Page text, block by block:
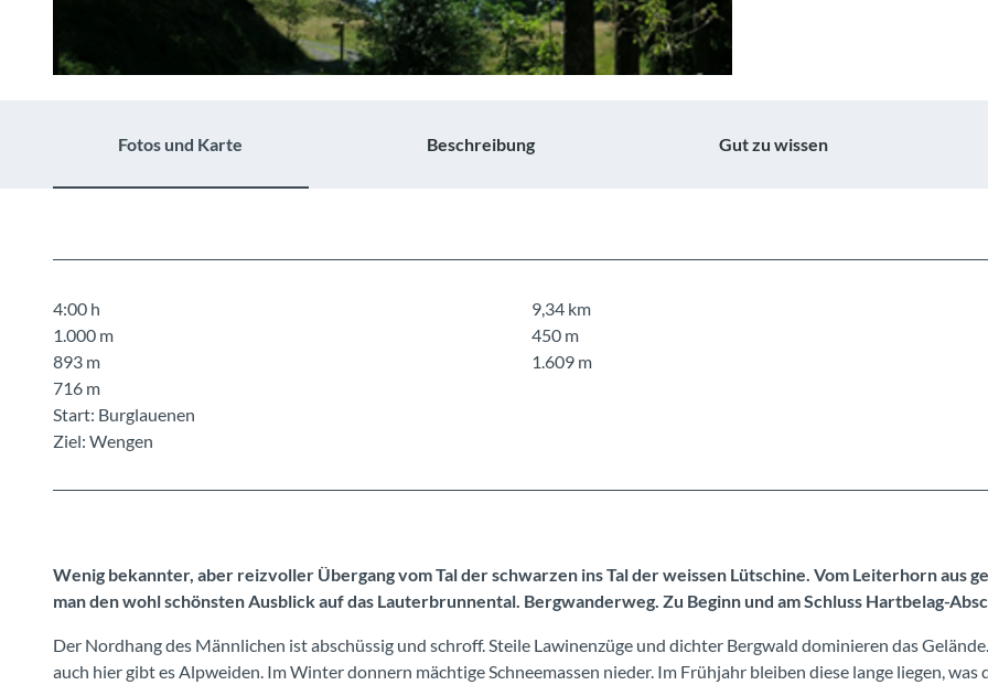
Fotos und Karte Beschreibung Gut zu wissen
4:00 h
9,34 km
1.000 m
450 m
893 m
1.609 m
716 m
Start: Burglauenen
Ziel: Wengen
Wenig bekannter, aber reizvoller Übergang vom Tal der schwarzen ins Tal der weissen Lütschine. Vom Leiterhorn aus
man den wohl schönsten Ausblick auf das Lauterbrunnental. Bergwanderweg. Zu Beginn und am Schluss Hartbelag-
Der Nordhang des Männlichen ist abschüssig und schroff. Steile Lawinenzüge und dichter Bergwald dominieren das
auch hier gibt es Alpweiden. Im Winter donnern mächtige Schneemassen nieder. Im Frühjahr bleiben diese lange liegen, was